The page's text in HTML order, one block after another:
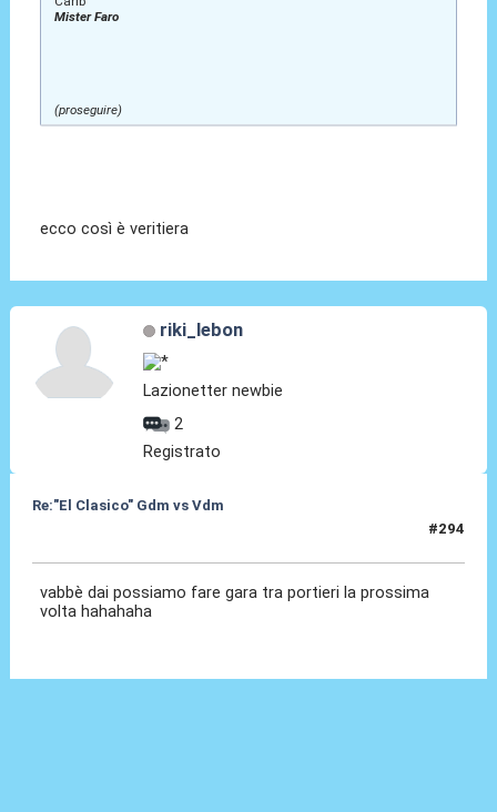
Mister Faro
(proseguire)
ecco così è veritiera
riki_lebon
Lazionetter newbie
2
Registrato
Re:"El Clasico" Gdm vs Vdm
#294
vabbè dai possiamo fare gara tra portieri la prossima
volta hahahaha